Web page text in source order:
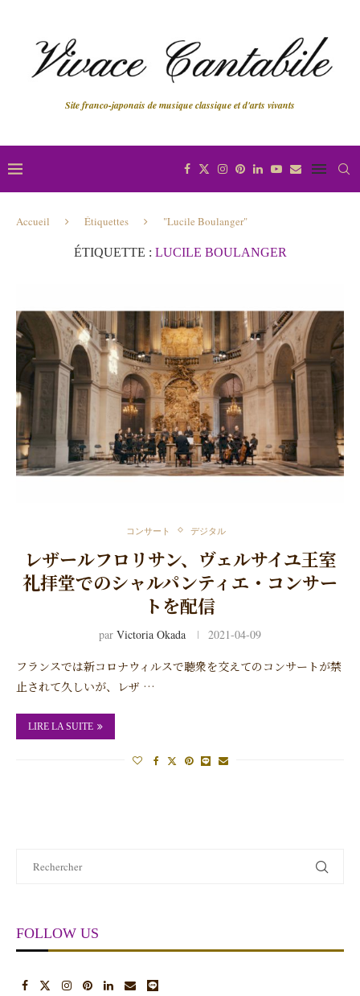
Site franco-japonais de musique classique et d'arts vivants
Accueil Étiquettes "Lucile Boulanger"
ÉTIQUETTE : LUCILE BOULANGER
コンサート デジタル
レザールフロリサン、ヴェルサイユ王室
礼拝堂でのシャルパンティエ・コンサー
トを配信
par Victoria Okada 2021-04-09
フランスでは新コロナウィルスで聴衆を交えてのコンサートが禁
止されて久しいが、レザ …
LIRE LA SUITE
FOLLOW US